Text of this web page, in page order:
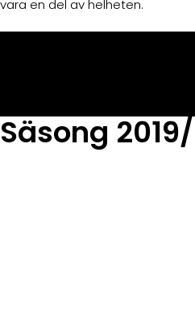
vara en del av helheten.
Säsong